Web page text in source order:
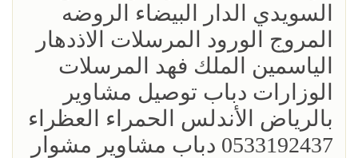
السويدي الدار البيضاء الروضه
المروج الورود المرسلات الاذدهار
الياسمين الملك فهد المرسلات
الوزارات دباب توصيل مشاوير
بالرياض الأندلس الحمراء العظراء
0533192437 دباب مشاوير مشوار